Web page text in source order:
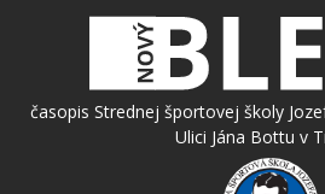
časopis Strednej športovej školy
Ulici Jána Bottu v